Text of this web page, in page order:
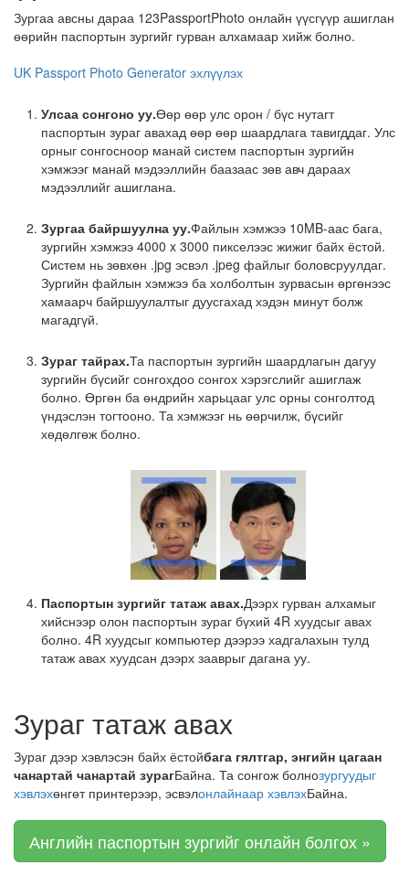
Зургаа авсны дараа 123PassportPhoto онлайн үүсгүүр ашиглан
өөрийн паспортын зургийг гурван алхамаар хийж болно.
UK Passport Photo Generator эхлүүлэх
Улсаа сонгоно уу.Өөр өөр улс орон / бүс нутагт
паспортын зураг авахад өөр өөр шаардлага тавигддаг. Улс
орныг сонгосноор манай систем паспортын зургийн
хэмжээг манай мэдээллийн баазаас зөв авч дараах
мэдээллийг ашиглана.
Зургаа байршуулна уу.Файлын хэмжээ 10MB-аас бага,
зургийн хэмжээ 4000 x 3000 пикселээс жижиг байх ёстой.
Систем нь зөвхөн .jpg эсвэл .jpeg файлыг боловсруулдаг.
Зургийн файлын хэмжээ ба холболтын зурвасын өргөнээс
хамаарч байршуулалтыг дуусгахад хэдэн минут болж
магадгүй.
Зураг тайрах.Та паспортын зургийн шаардлагын дагуу
зургийн бүсийг сонгохдоо сонгох хэрэгслийг ашиглаж
болно. Өргөн ба өндрийн харьцааг улс орны сонголтод
үндэслэн тогтооно. Та хэмжээг нь өөрчилж, бүсийг
хөдөлгөж болно.
Паспортын зургийг татаж авах.Дээрх гурван алхамыг
хийснээр олон паспортын зураг бүхий 4R хуудсыг авах
болно. 4R хуудсыг компьютер дээрээ хадгалахын тулд
татаж авах хуудсан дээрх зааврыг дагана уу.
Зураг татаж авах
Зураг дээр хэвлэсэн байх ёстойбага гялтгар, энгийн цагаан
чанартай чанартай зурагБайна. Та сонгож болнозургуудыг
хэвлэхөнгөт принтерээр, эсвэлонлайнаар хэвлэхБайна.
Английн паспортын зургийг онлайн болгох »